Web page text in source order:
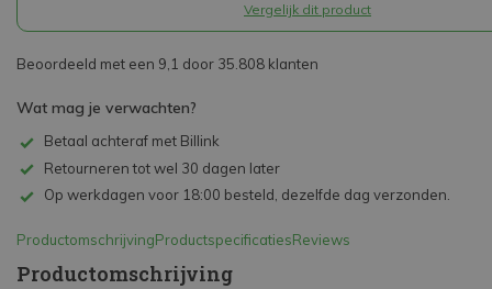
Vergelijk dit product
Beoordeeld met een 9,1 door 35.808 klanten
Wat mag je verwachten?
Betaal achteraf met Billink
Retourneren tot wel 30 dagen later
Op werkdagen voor 18:00 besteld, dezelfde dag verzonden.
ProductomschrijvingProductspecificatiesReviews
Productomschrijving